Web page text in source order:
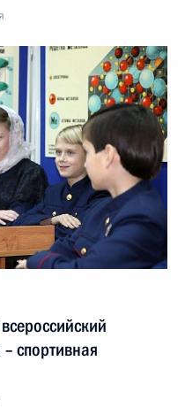
спортивная